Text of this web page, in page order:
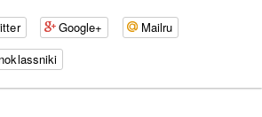
Google+
Mailru